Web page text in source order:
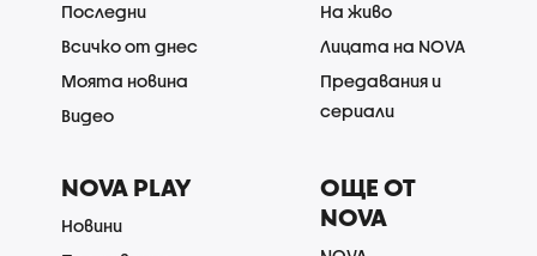
Последни
Всичко от днес
Моята новина
Видео
На живо
Лицата на NOVA
Предавания и
сериали
NOVA PLAY
Новини
ОЩЕ ОТ
NOVA